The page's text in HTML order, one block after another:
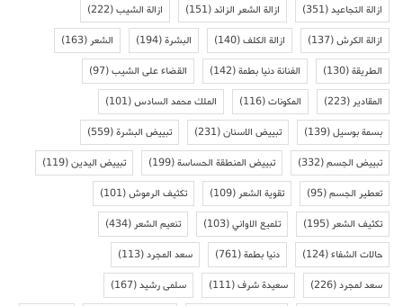
ازالة التجاعيد(351) ازالة الشعر الزائد(151) ازالة الشيب(222)
ازالة الكرش(137) ازالة الكلف(140) البشرة(194) الشعر(163)
الطريقة(130) الفنانة دنيا بطمة(142) القضاء على الشيب(97)
المقادير(223) المكونات(116) الملك محمد السادس(101)
بسمة بوسيل(139) تبييض الاسنان(231) تبييض البشرة(559)
تبييض الجسم(332) تبييض المنطقة الحساسة(199) تبييض اليدين(119)
تعطير الجسم(95) تقوية الشعر(109) تكثيف الرموش(101)
تكثيف الشعر(195) تلميع الاواني(103) تنعيم الشعر(434)
حالات الشفاء(124) دنيا بطمة(761) سعد المجرد(113)
سعد لمجرد(226) سعيدة شرف(111) سلمى رشيد(167)